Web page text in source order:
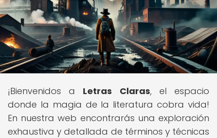
¡Bienvenidos a Letras Claras, el espacio
donde la magia de la literatura cobra vida!
En nuestra web encontrarás una exploración
exhaustiva y detallada de términos y técnicas